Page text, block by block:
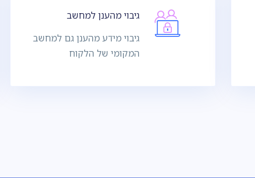
גיבוי מהענן למחשב
גיבוי מידע מהענן גם למחשב
המקומי של הלקוח